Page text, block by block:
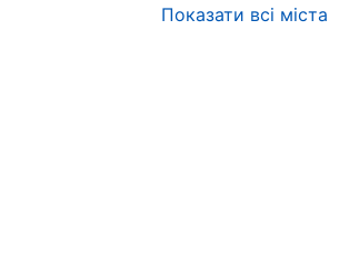
Показати всі міста